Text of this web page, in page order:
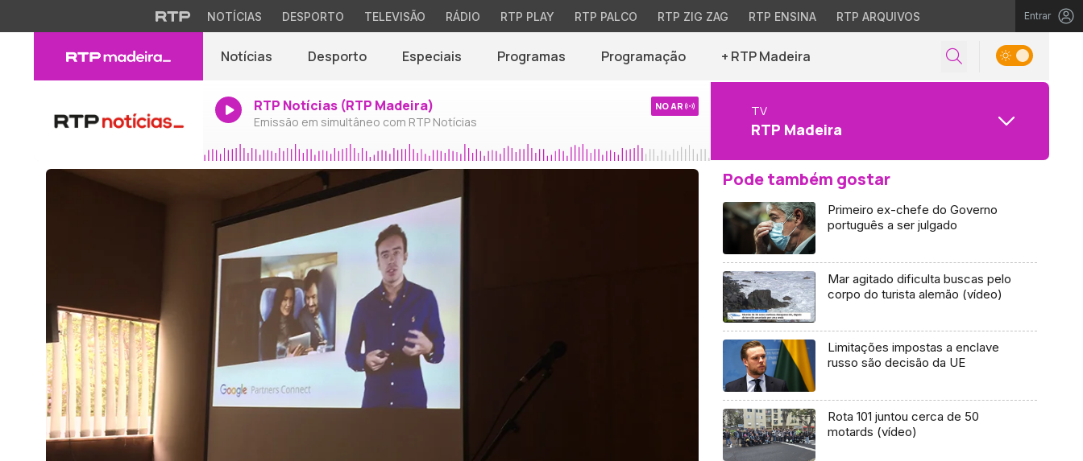
NOTÍCIAS DESPORTO TELEVISÃO RÁDIO RTP PLAY RTP PALCO RTP ZIG ZAG RTP ENSINA RTP ARQUIVOS Entrar
Notícias Desporto Especiais Programas Programação + RTP Madeira
RTP Notícias (RTP Madeira)
Emissão em simultâneo com RTP Notícias
NO AR TV
RTP Madeira
Pode também gostar
Primeiro ex-chefe do Governo
português a ser julgado
Mar agitado dificulta buscas pelo
corpo do turista alemão (vídeo)
Limitações impostas a enclave
russo são decisão da UE
Rota 101 juntou cerca de 50
motards (vídeo)